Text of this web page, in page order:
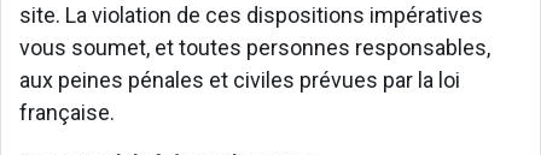
site. La violation de ces dispositions impératives
vous soumet, et toutes personnes responsables,
aux peines pénales et civiles prévues par la loi
française.